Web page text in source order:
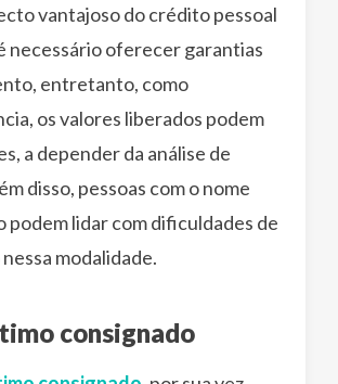
vantajoso do crédito pessoal
necessário oferecer garantias
entretanto, como
os valores liberados podem
a depender da análise de
disso, pessoas com o nome
podem lidar com dificuldades de
modalidade.
consignado